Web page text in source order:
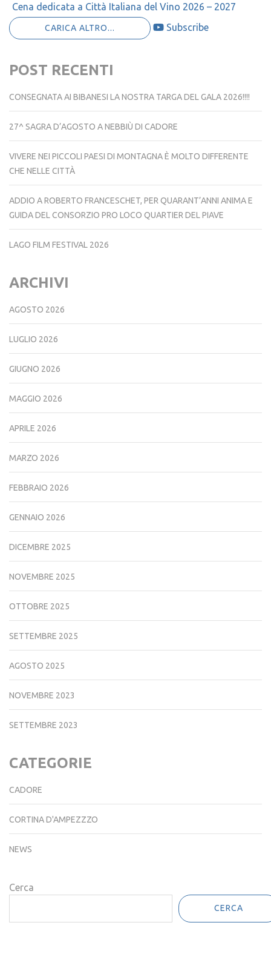
Cena dedicata a Città Italiana del Vino 2026 – 2027
CARICA ALTRO... Subscribe
POST RECENTI
CONSEGNATA AI BIBANESI LA NOSTRA TARGA DEL GALA 2026!!!!
27^ SAGRA D’AGOSTO A NEBBIÙ DI CADORE
VIVERE NEI PICCOLI PAESI DI MONTAGNA È MOLTO DIFFERENTE
CHE NELLE CITTÀ
ADDIO A ROBERTO FRANCESCHET, PER QUARANT’ANNI ANIMA E
GUIDA DEL CONSORZIO PRO LOCO QUARTIER DEL PIAVE
LAGO FILM FESTIVAL 2026
ARCHIVI
AGOSTO 2026
LUGLIO 2026
GIUGNO 2026
MAGGIO 2026
APRILE 2026
MARZO 2026
FEBBRAIO 2026
GENNAIO 2026
DICEMBRE 2025
NOVEMBRE 2025
OTTOBRE 2025
SETTEMBRE 2025
AGOSTO 2025
NOVEMBRE 2023
SETTEMBRE 2023
CATEGORIE
CADORE
CORTINA D'AMPEZZZO
NEWS
Cerca
CERCA